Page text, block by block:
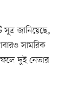
জানিয়েছে,
সামরিক
দুই নেতার